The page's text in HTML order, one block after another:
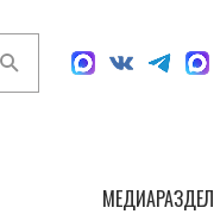
МЕДИАРАЗДЕЛ